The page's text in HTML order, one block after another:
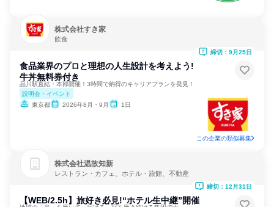
株式会社すき家
飲食
食品業界のプロと理想の人生設計を考えよう!
牛丼無料券付き
品川駅直結・本部開催！3時間で納得のキャリアプランを発見！
説明会・イベント
東京都
2026年8月・9月 1日
締切：9月25日
この企業の類似募集
株式会社温故知新
レストラン・カフェ、ホテル・旅館、不動産
【WEB/2.5h】旅好き必見!“ホテル生中継”開催
締切：12月31日